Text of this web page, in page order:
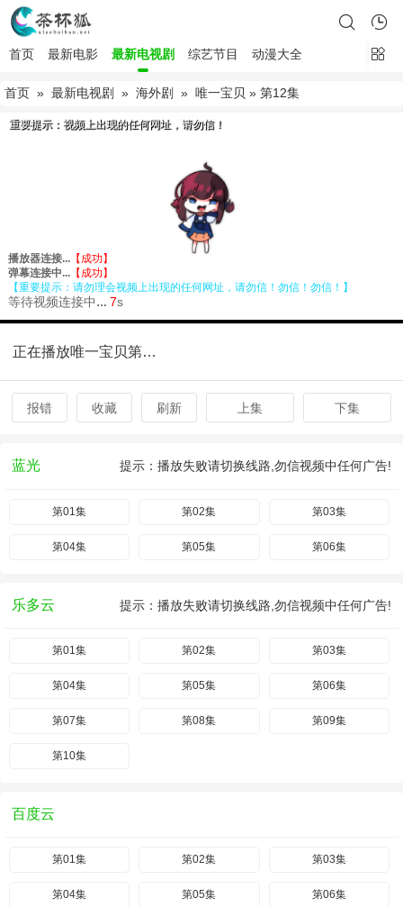
首页 最新电影 最新电视剧 综艺节目 动漫大全
首页 » 最新电视剧 » 海外剧 » 唯一宝贝 » 第12集
正在播放唯一宝贝第12集
报错 收藏 刷新 上集 下集
蓝光 提示：播放失败请切换线路,勿信视频中任何广告!
第01集 第02集 第03集
第04集 第05集 第06集
乐多云 提示：播放失败请切换线路,勿信视频中任何广告!
第01集 第02集 第03集
第04集 第05集 第06集
第07集 第08集 第09集
第10集
百度云
第01集 第02集 第03集
第04集 第05集 第06集